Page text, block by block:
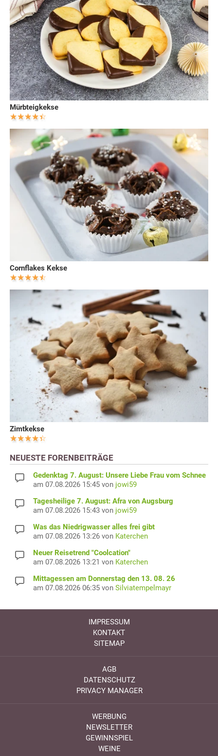
Mürbteigkekse
Cornflakes Kekse
Zimtkekse
NEUESTE FORENBEITRÄGE
Gedenktag 7. August: Unsere Liebe Frau vom Schnee
am 07.08.2026 15:45 von jowi59
Tagesheilige 7. August: Afra von Augsburg
am 07.08.2026 15:43 von jowi59
Was das Niedrigwasser alles frei gibt
am 07.08.2026 13:26 von Katerchen
Neuer Reisetrend "Coolcation"
am 07.08.2026 13:21 von Katerchen
Mittagessen am Donnerstag den 13. 08. 26
am 07.08.2026 06:35 von Silviatempelmayr
IMPRESSUM
KONTAKT
SITEMAP
AGB
DATENSCHUTZ
PRIVACY MANAGER
WERBUNG
NEWSLETTER
GEWINNSPIEL
WEINE